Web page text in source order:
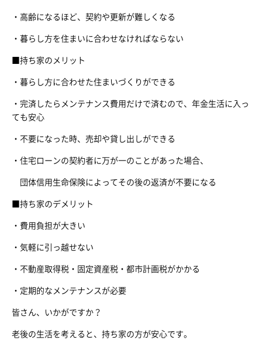
・高齢になるほど、契約や更新が難しくなる
・暮らし方を住まいに合わせなければならない
■持ち家のメリット
・暮らし方に合わせた住まいづくりができる
・完済したらメンテナンス費用だけで済むので、年金生活に入っ
ても安心
・不要になった時、売却や貸し出しができる
・住宅ローンの契約者に万が一のことがあった場合、
団体信用生命保険によってその後の返済が不要になる
■持ち家のデメリット
・費用負担が大きい
・気軽に引っ越せない
・不動産取得税・固定資産税・都市計画税がかかる
・定期的なメンテナンスが必要
皆さん、いかがですか？
老後の生活を考えると、持ち家の方が安心です。